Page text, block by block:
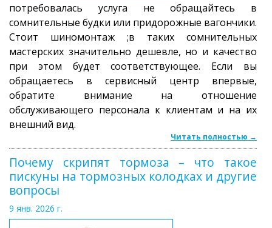
потребовалась услуга не обращайтесь в
сомнительные будки или придорожные вагончики.
Стоит шиномонтаж ;в таких сомнительных
мастерских значительно дешевле, но и качество
при этом будет соответствующее. Если вы
обращаетесь в сервисный центр впервые,
обратите внимание на отношение
обслуживающего персонала к клиентам и на их
внешний вид.
Читать полностью →
Почему скрипят тормоза – что такое
пискуны на тормозных колодках и другие
вопросы
9 янв. 2026 г.